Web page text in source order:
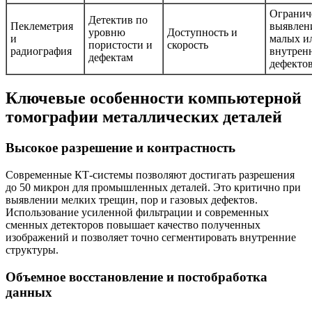
Пеклеметрия
и
радиография
Детектив по
уровню
пористости и
дефектам
Доступность и
скорость
малых
Ключевые особенности компьютерной
томографии металлических деталей
Высокое разрешение и контрастность
Современные КТ-системы позволяют достигать разрешения
до 50 микрон для промышленных деталей. Это критично при
выявлении мелких трещин, пор и газовых дефектов.
Использование усиленной фильтрации и современных
сменных детекторов повышает качество полученных
изображений и позволяет точно сегментировать внутренние
структуры.
Объемное восстановление и постобработка
данных